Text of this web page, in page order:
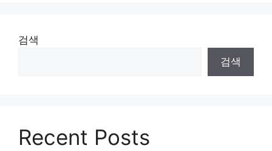
검색
검색
Recent Posts